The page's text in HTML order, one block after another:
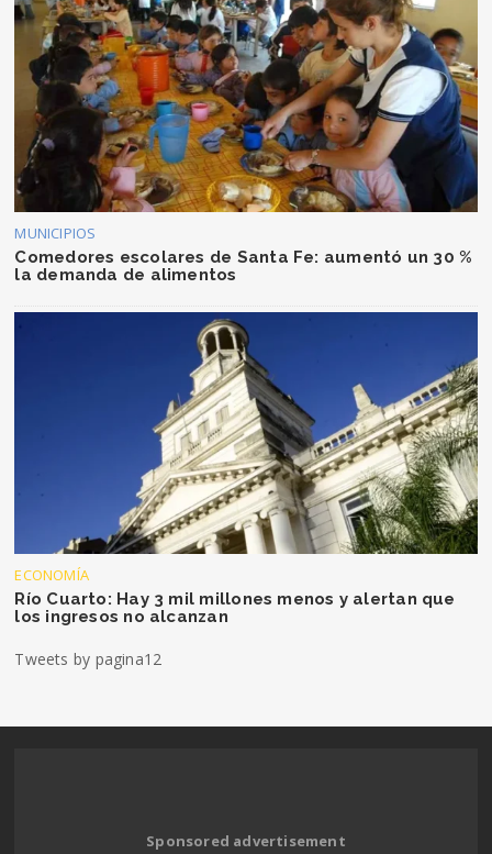
MUNICIPIOS
Comedores escolares de Santa Fe: aumentó un 30 %
la demanda de alimentos
ECONOMÍA
Río Cuarto: Hay 3 mil millones menos y alertan que
los ingresos no alcanzan
Tweets by pagina12
Sponsored advertisement